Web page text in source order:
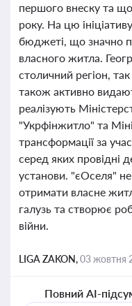
першого внеску та
року. На цю
бюджеті, що значно
власного житла.
столичний регіон,
також активно
реалізують
"Укрфінжитло" та
трансформації за
серед яких провідні
установи. "єОселя"
отримати власне
галузь та створює
війни.
LIGA ZAKON,03 жовтня
Повний AI-